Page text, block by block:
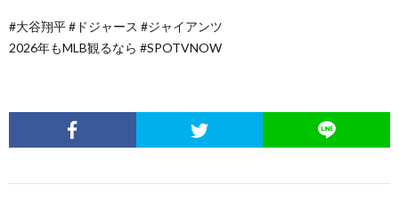
#大谷翔平 #ドジャース #ジャイアンツ
2026年もMLB観るなら #SPOTVNOW